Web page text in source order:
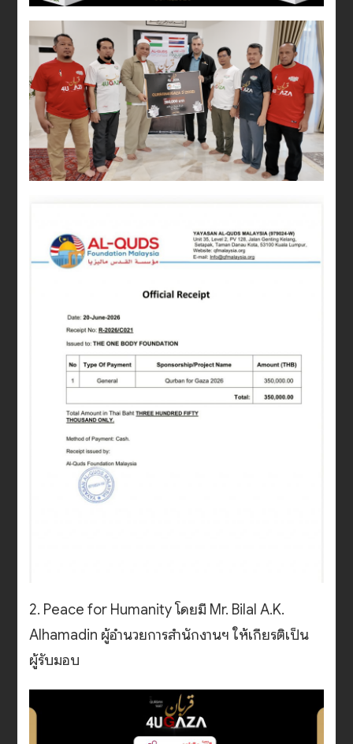
2. Peace for Humanity โดยมี Mr. Bilal A.K.
Alhamadin ผู้อำนวยการสำนักงานฯ ให้เกียรติเป็น
ผู้รับมอบ